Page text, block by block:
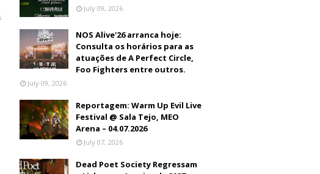
July 09, 2026
NOS Alive'26 arranca hoje:
Consulta os horários para as
atuações de A Perfect Circle,
Foo Fighters entre outros.
July 09, 2026
Reportagem: Warm Up Evil Live
Festival @ Sala Tejo, MEO
Arena – 04.07.2026
July 07, 2026
Dead Poet Society Regressam